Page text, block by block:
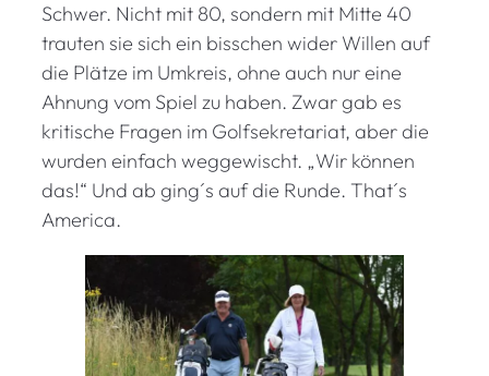
Schwer. Nicht mit 80, sondern mit Mitte 40
trauten sie sich ein bisschen wider Willen auf
die Plätze im Umkreis, ohne auch nur eine
Ahnung vom Spiel zu haben. Zwar gab es
kritische Fragen im Golfsekretariat, aber die
wurden einfach weggewischt. „Wir können
das!“ Und ab ging´s auf die Runde. That´s
America.